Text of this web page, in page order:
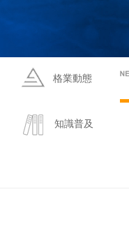
格業動態
知識普及